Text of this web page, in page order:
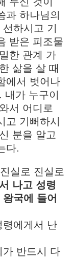
과 하나님의
하시고 기
받은 피조물
한 관계 가
삶을 살 때
에서 벗어나
가 누구이
서 어디로
고 기뻐하시
분을 알고
다.
실로 진실로
나고 성령
국에 들어
에게서 난
반드시 다